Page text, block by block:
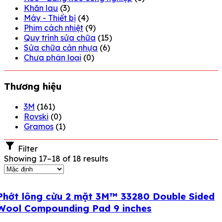
Khăn lau (3)
Máy - Thiết bị (4)
Phim cách nhiệt (9)
Quy trình sửa chữa (15)
Sửa chữa cản nhựa (6)
Chưa phân loại (0)
Thương hiệu
3M (161)
Rovski (0)
Gramos (1)
Filter
Showing 17–18 of 18 results
lông cừu 2 mặt 3M™ 33280 Double Sided
Compounding Pad 9 inches